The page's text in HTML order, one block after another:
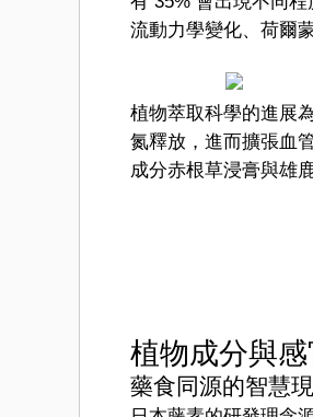
流動力學變化、荷爾
植物萃取科學的進展
氮釋放，進而擴張血
成分赤根草浸膏與雄
植物成分與
藥食同源的智慧